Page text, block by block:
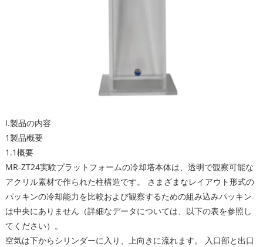
I.製品の内容
1製品概要
1.1概要
MR-ZT24実験プラットフォームの冷却塔本体は、透明で観察可能な
アクリル素材で作られた柱構造です。 さまざまなレイアウト形式の
パッキンの冷却能力を比較および観察するための組み込みパッキン
は中央にありません（詳細なデータについては、以下の表を参照し
てください）。
空気は下からシリンダーに入り、上向きに流れます。 入口部と出口